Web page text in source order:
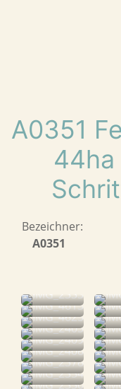
A0351
44ha
Bezeichner:
A0351